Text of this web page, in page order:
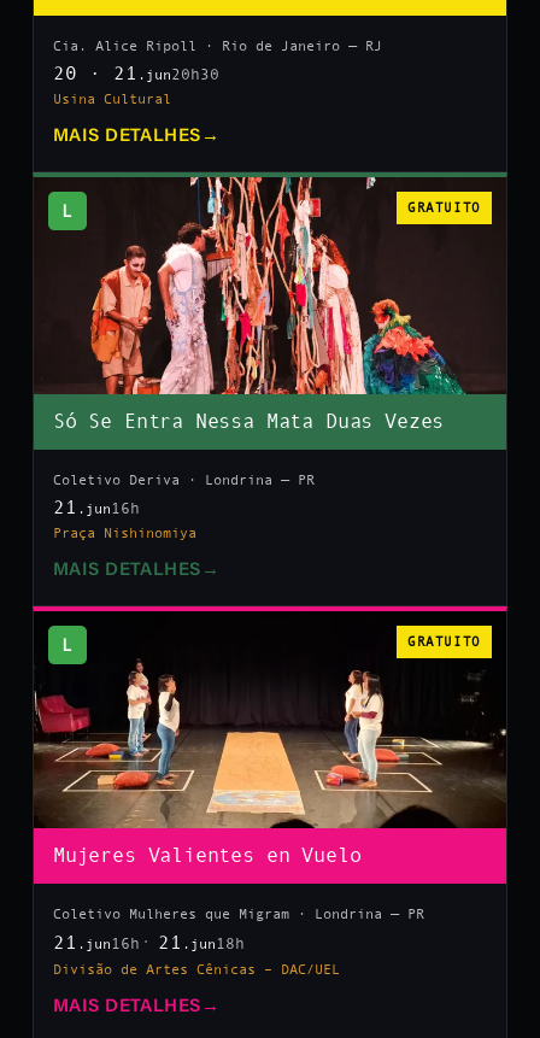
Cia. Alice Ripoll · Rio de Janeiro — RJ
20 · 21 .jun20h30
Usina Cultural
MAIS DETALHES →
L GRATUITO
Só Se Entra Nessa Mata Duas Vezes
Coletivo Deriva · Londrina — PR
21 .jun 16h
Praça Nishinomiya
MAIS DETALHES →
L GRATUITO
Mujeres Valientes en Vuelo
Coletivo Mulheres que Migram · Londrina — PR
21 .jun 16h 21 .jun 18h
Divisão de Artes Cênicas – DAC/UEL
MAIS DETALHES →